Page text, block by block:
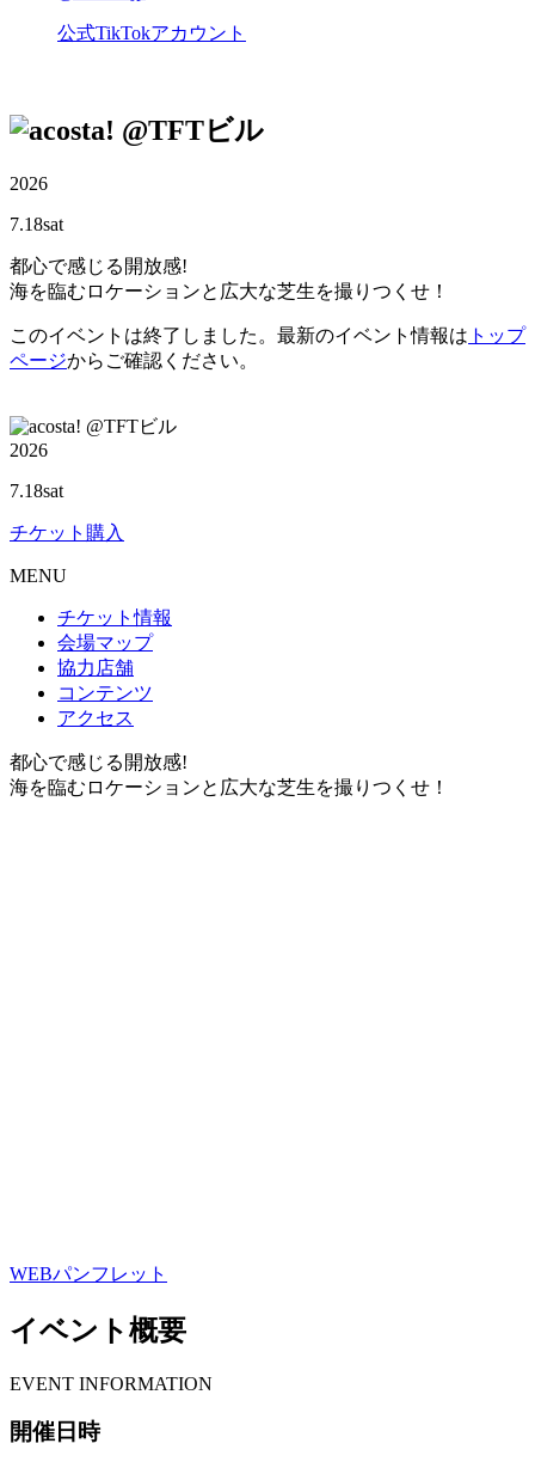
公式TikTokアカウント
@TFTビル
2026
7.18sat
都心で感じる開放感!
海を臨むロケーションと広大な芝生を撮りつくせ！
このイベントは終了しました。最新のイベント情報は トップ
ページからご確認ください。
@TFTビル
2026
7.18sat
チケット購入
MENU
チケット情報
会場マップ
協力店舗
コンテンツ
アクセス
都心で感じる開放感!
海を臨むロケーションと広大な芝生を撮りつくせ！
WEBパンフレット
イベント概要
EVENT INFORMATION
開催日時